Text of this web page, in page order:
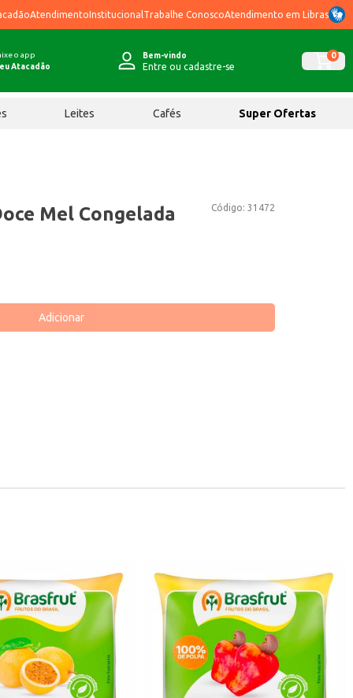
AtendimentoInstitucional Trabalhe ConoscoAtendimento em Libras
o app
Atacadão
Bem-vindo
Entre ou cadastre-se
0
Leites Cafés Super Ofertas
Código: 31472
Mel Congelada
Adicionar